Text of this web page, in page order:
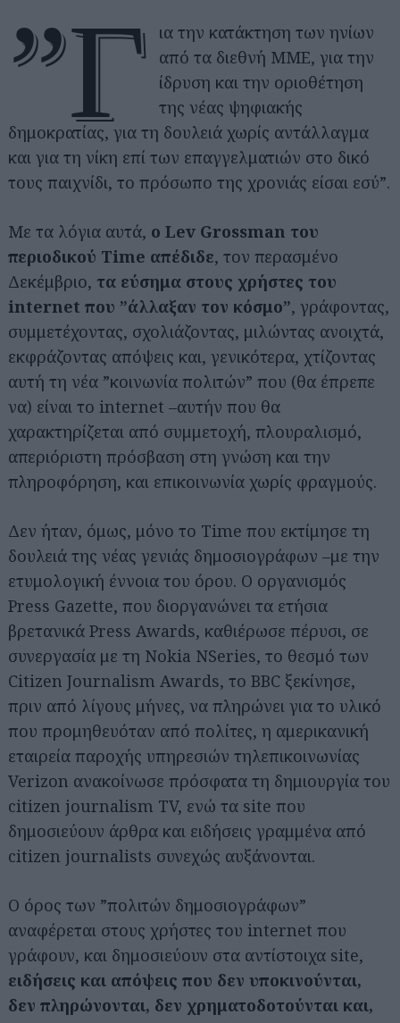
”Γ
ια την κατάκτηση των ηνίων
από τα διεθνή ΜΜΕ, για την
ίδρυση και την οριοθέτηση
της νέας ψηφιακής
δημοκρατίας, για τη δουλειά χωρίς αντάλλαγμα
και για τη νίκη επί των επαγγελματιών στο δικό
τους παιχνίδι, το πρόσωπο της χρονιάς είσαι εσύ”.
Με τα λόγια αυτά, ο Lev Grossman του
περιοδικού Time απέδιδε, τον περασμένο
Δεκέμβριο, τα εύσημα στους χρήστες του
internet που ”άλλαξαν τον κόσμο”, γράφοντας,
συμμετέχοντας, σχολιάζοντας, μιλώντας ανοιχτά,
εκφράζοντας απόψεις και, γενικότερα, χτίζοντας
αυτή τη νέα ”κοινωνία πολιτών” που (θα έπρεπε
να) είναι το internet –αυτήν που θα
χαρακτηρίζεται από συμμετοχή, πλουραλισμό,
απεριόριστη πρόσβαση στη γνώση και την
πληροφόρηση, και επικοινωνία χωρίς φραγμούς.
Δεν ήταν, όμως, μόνο το Time που εκτίμησε τη
δουλειά της νέας γενιάς δημοσιογράφων –με την
ετυμολογική έννοια του όρου. Ο οργανισμός
Press Gazette, που διοργανώνει τα ετήσια
βρετανικά Press Awards, καθιέρωσε πέρυσι, σε
συνεργασία με τη Nokia NSeries, το θεσμό των
Citizen Journalism Awards, το BBC ξεκίνησε,
πριν από λίγους μήνες, να πληρώνει για το υλικό
που προμηθευόταν από πολίτες, η αμερικανική
εταιρεία παροχής υπηρεσιών τηλεπικοινωνίας
Verizon ανακοίνωσε πρόσφατα τη δημιουργία του
citizen journalism TV, ενώ τα site που
δημοσιεύουν άρθρα και ειδήσεις γραμμένα από
citizen journalists συνεχώς αυξάνονται.
Ο όρος των ”πολιτών δημοσιογράφων”
αναφέρεται στους χρήστες του internet που
γράφουν, και δημοσιεύουν στα αντίστοιχα site,
ειδήσεις και απόψεις που δεν υποκινούνται,
δεν πληρώνονται, δεν χρηματοδοτούνται και,